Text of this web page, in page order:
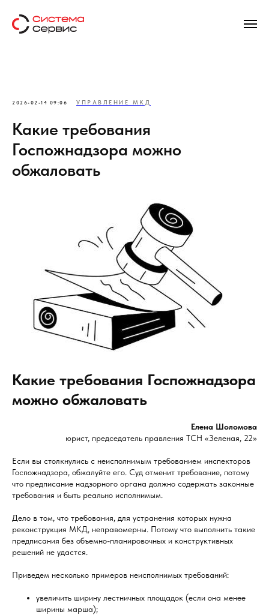
2026-02-14 09:06 УПРАВЛЕНИЕ МКД
Какие требования
Госпожнадзора можно
обжаловать
Какие требования Госпожнадзора
можно обжаловать
Елена Шоломова
юрист, председатель правления ТСН «Зеленая, 22»
Если вы столкнулись с неисполнимым требованием инспекторов
Госпожнадзора, обжалуйте его. Суд отменит требование, потому
что предписание надзорного органа должно содержать законные
требования и быть реально исполнимым.
Дело в том, что требования, для устранения которых нужна
реконструкция МКД, неправомерны. Потому что выполнить такие
предписания без объемно-планировочных и конструктивных
решений не удастся.
Приведем несколько примеров неисполнимых требований:
увеличить ширину лестничных площадок (если она менее
ширины марша);